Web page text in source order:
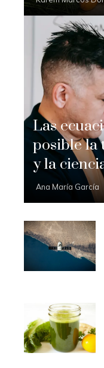
Las
posible la
y la
Ana María García